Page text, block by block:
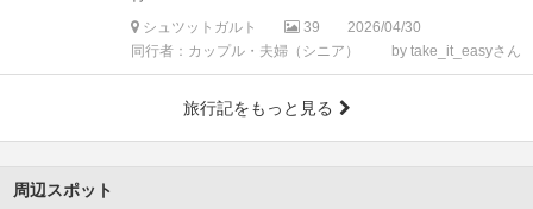
シュツットガルト 39
2026/04/30
同行者：カップル・夫婦（シニア）
by take_it_easyさん
旅行記をもっと見る
周辺スポット